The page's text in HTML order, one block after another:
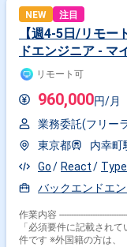
NEW 注目
【週4-5日/リモ
ドエンジニア - マ
ル身分証アプリ等
リモート可
960,000円/月
業務委託(フリー
東京都
内幸町
Go
React
バックエンドエ
作業内容
「必須要件に記載され
件です ※外国籍の方は、